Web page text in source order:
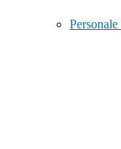
Personale